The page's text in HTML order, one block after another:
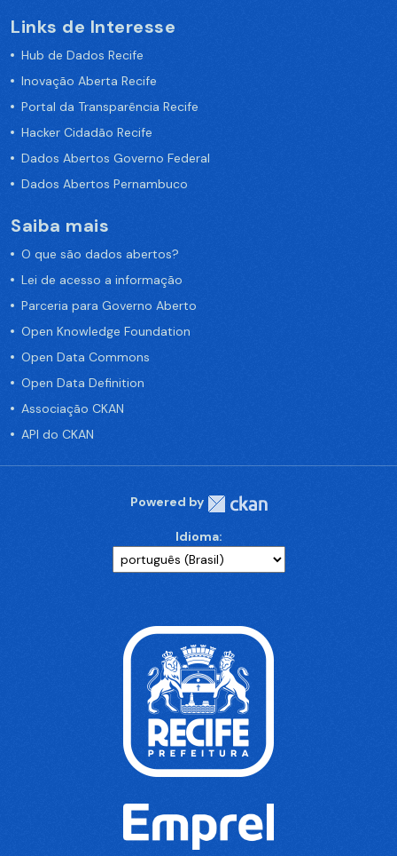
Links de Interesse
Hub de Dados Recife
Inovação Aberta Recife
Portal da Transparência Recife
Hacker Cidadão Recife
Dados Abertos Governo Federal
Dados Abertos Pernambuco
Saiba mais
O que são dados abertos?
Lei de acesso a informação
Parceria para Governo Aberto
Open Knowledge Foundation
Open Data Commons
Open Data Definition
Associação CKAN
API do CKAN
Powered by
Idioma